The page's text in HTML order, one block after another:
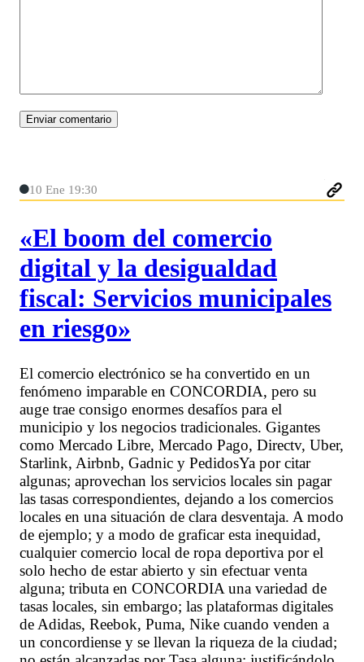
10 Ene 19:30
«El boom del comercio
digital y la desigualdad
fiscal: Servicios municipales
en riesgo»
El comercio electrónico se ha convertido en un
fenómeno imparable en CONCORDIA, pero su
auge trae consigo enormes desafíos para el
municipio y los negocios tradicionales. Gigantes
como Mercado Libre, Mercado Pago, Directv, Uber,
Starlink, Airbnb, Gadnic y PedidosYa por citar
algunas; aprovechan los servicios locales sin pagar
las tasas correspondientes, dejando a los comercios
locales en una situación de clara desventaja. A modo
de ejemplo; y a modo de graficar esta inequidad,
cualquier comercio local de ropa deportiva por el
solo hecho de estar abierto y sin efectuar venta
alguna; tributa en CONCORDIA una variedad de
tasas locales, sin embargo; las plataformas digitales
de Adidas, Reebok, Puma, Nike cuando venden a
un concordiense y se llevan la riqueza de la ciudad;